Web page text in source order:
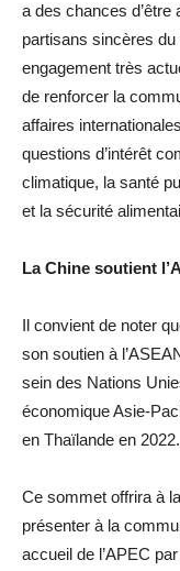
a des chances d’être
partisans sincères
engagement très
de renforcer la
affaires
questions d’intérêt
climatique, la santé
et la sécurité
La Chine soutient
Il convient de noter
son soutien à
sein des Nations
économique Asie-
en Thaïlande en 2022.
Ce sommet offrira à
présenter à la
accueil de l’APEC